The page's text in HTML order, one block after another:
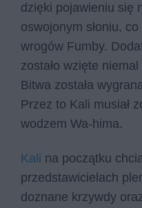
dzięki pojawieniu się
oswojonym słoniu, co
wrogów Fumby.
zostało wzięte
Bitwa została
Przez to Kali musiał
wodzem Wa-hima.
Kali na początku
przedstawicielach
doznane krzywdy